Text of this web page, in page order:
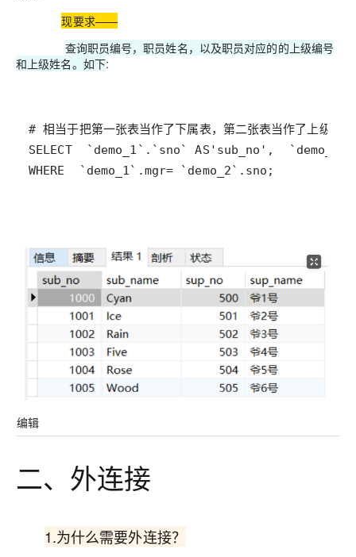
现要求——
查询职员编号，职员姓名，以及职员对应的的上级编号
和上级姓名。如下:
SELECT
  `demo_1`.`sno`
AS 'sub_no' ,
WHERE
  `demo_1`
.mgr= `demo_2` .sno ;
编辑
二、外连接
1.为什么需要外连接？